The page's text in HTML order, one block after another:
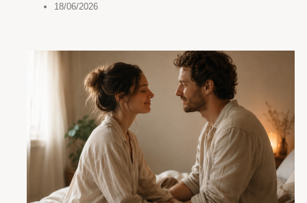
18/06/2026